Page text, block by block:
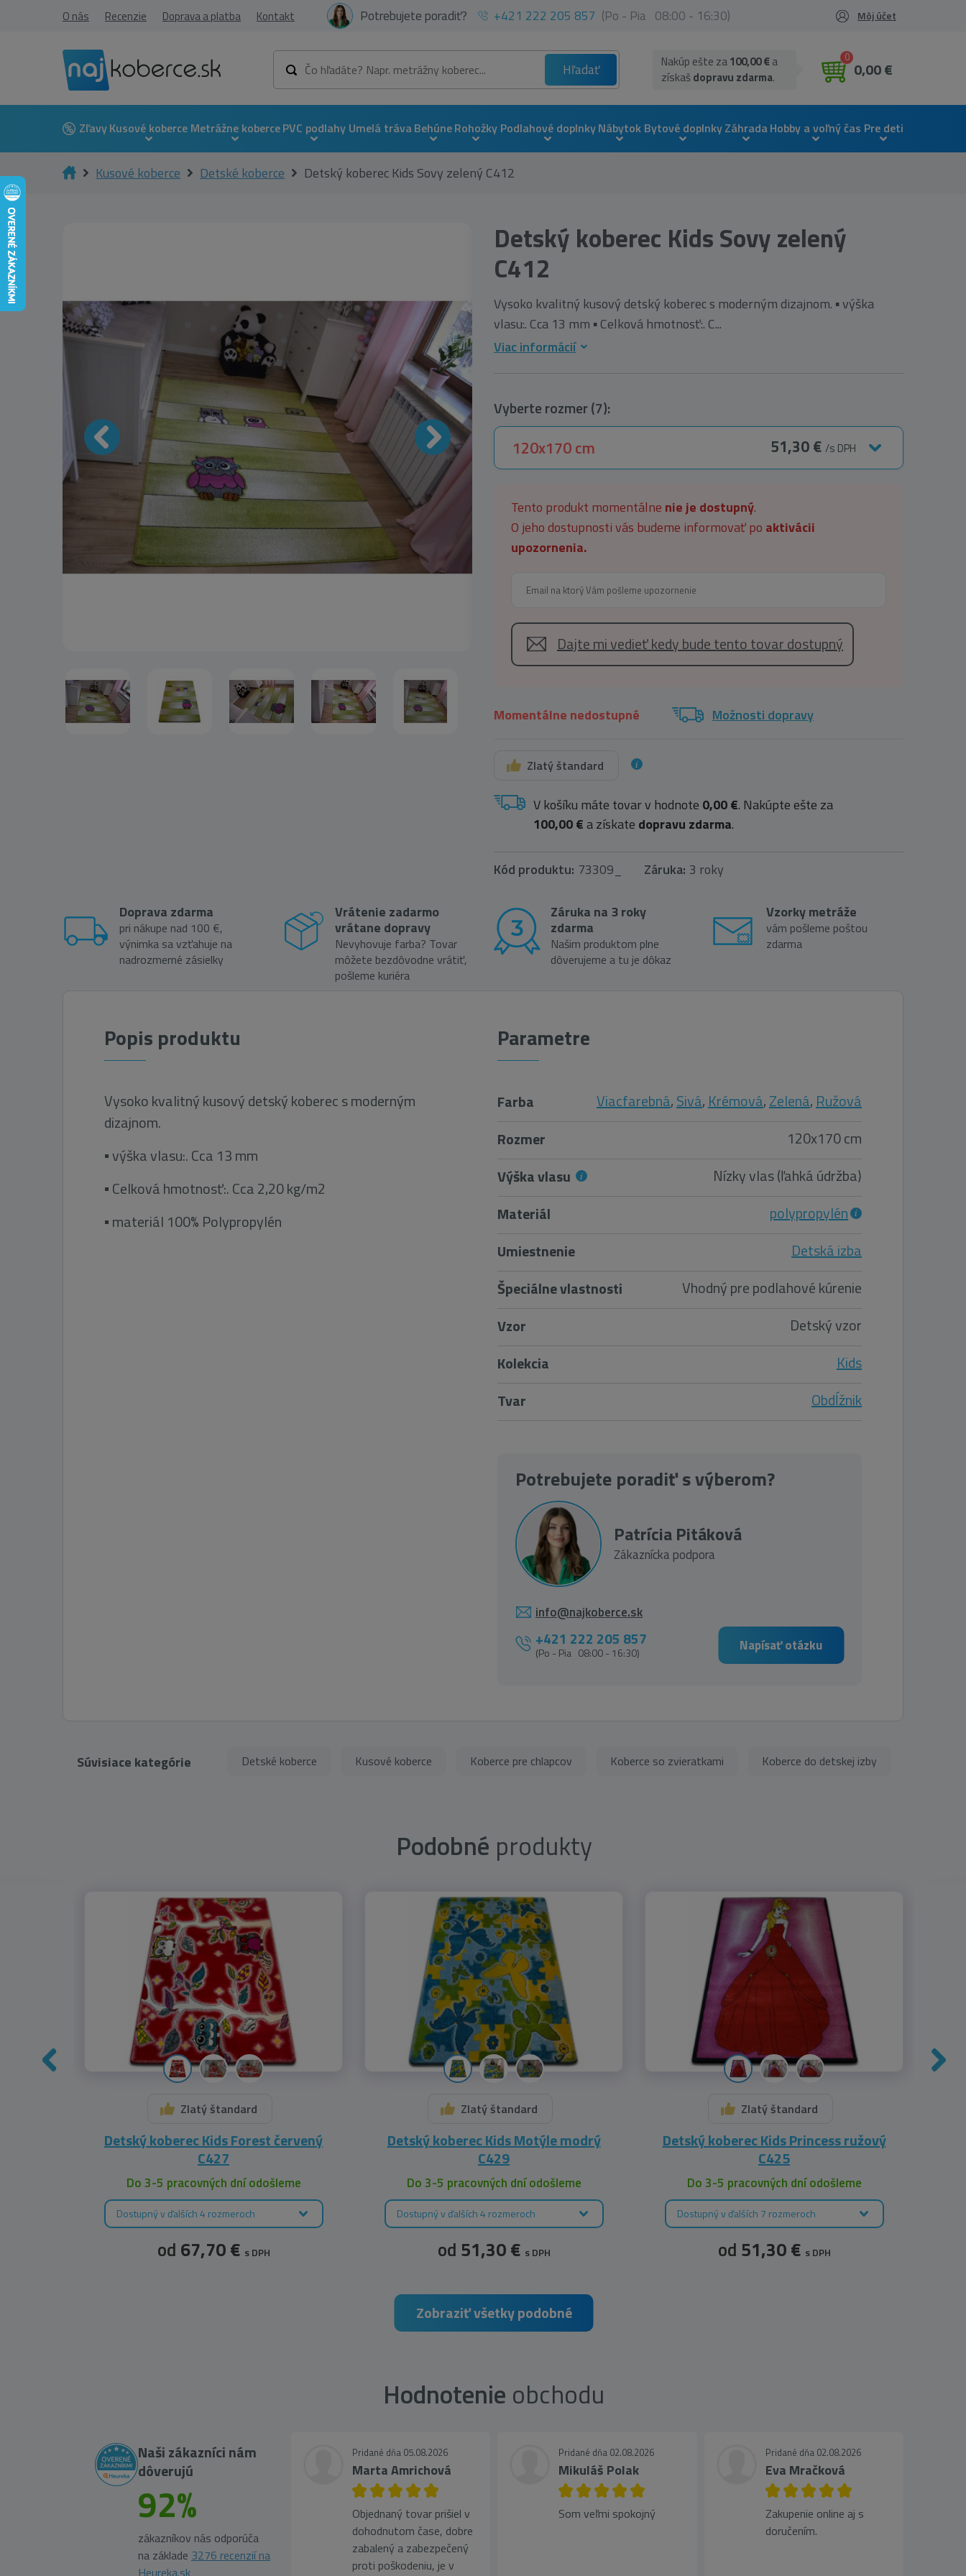
O nás Recenzie Doprava a platba Kontakt Potrebujete poradiť? +421 222 205 857 (Po - Pia 08:00 - 16:30) Môj účet
Hľadať
0
0,00 €
Nakúp ešte za100,00 €a
získaš dopravu zdarma.
ZľavyKusové koberce Metrážne kobercePVC podlahy Umelá trávaBehúneRohožky Podlahové doplnkyNábytok Bytové doplnkyZáhradaHobby a voľný čas Pre deti
Kusové koberce Detské koberce Detský koberec Kids Sovy zelený C412
Detský koberec Kids Sovy zelený
C412
Vysoko kvalitný kusový detský koberec s moderným dizajnom. ▪ výška
vlasu:. Cca 13 mm ▪ Celková hmotnosť:. C...
Viac informácií
Vyberte rozmer (7):
120x170 cm 51,30 € /s DPH
Tento produkt momentálne nie je dostupný.
O jeho dostupnosti vás budeme informovať po aktivácii
upozornenia.
Dajte mi vedieť kedy bude tento tovar dostupný
Momentálne nedostupné Možnosti dopravy
Zlatý štandard
V košíku máte tovar v hodnote 0,00 €. Nakúpte ešte za
100,00 €a získate dopravu zdarma.
Kód produktu: 73309_ Záruka: 3 roky
Doprava zdarma
pri nákupe nad 100 €,
výnimka sa vzťahuje na
nadrozmerné zásielky
Vrátenie zadarmo
vrátane dopravy
Nevyhovuje farba? Tovar
môžete bezdôvodne vrátiť,
pošleme kuriéra
Záruka na 3 roky
zdarma
Našim produktom plne
dôverujeme a tu je dôkaz
Vzorky metráže
vám pošleme poštou
zdarma
Popis produktu
Vysoko kvalitný kusový detský koberec s moderným
dizajnom.
▪ výška vlasu:. Cca 13 mm
▪ Celková hmotnosť:. Cca 2,20 kg/m2
▪ materiál 100% Polypropylén
Parametre
Farba Viacfarebná,Sivá,Krémová,Zelená,Ružová
Rozmer
120x170 cm
Výška vlasu
Nízky vlas (ľahká údržba)
Materiál
polypropylén
Umiestnenie
Detská izba
Špeciálne vlastnosti
Vhodný pre podlahové kúrenie
Vzor
Detský vzor
Kolekcia
Kids
Tvar
Obdĺžnik
Potrebujete poradiť s výberom?
Patrícia Pitáková
Zákaznícka podpora
info@najkoberce.sk
+421 222 205 857
(Po - Pia 08:00 - 16:30) Napísať otázku
Súvisiace kategórie Detské koberce Kusové koberce Koberce pre chlapcov Koberce so zvieratkami Koberce do detskej izby
Podobné produkty
Zlatý štandard
Detský koberec Kids Forest červený
C427
Do 3-5 pracovných dní odošleme
Dostupný v ďalších 4 rozmeroch
od 67,70 € s DPH
Zlatý štandard
Detský koberec Kids Motýle modrý
C429
Do 3-5 pracovných dní odošleme
Dostupný v ďalších 4 rozmeroch
od 51,30 € s DPH
Zlatý štandard
Detský koberec Kids Princess ružový
C425
Do 3-5 pracovných dní odošleme
Dostupný v ďalších 7 rozmeroch
od 51,30 € s DPH
Zobraziť všetky podobné
Hodnotenie obchodu
Naši zákazníci nám
dôverujú
92%
zákazníkov nás odporúča
na základe 3276 recenzií na
Heureka.sk
Pridané dňa 05.08.2026
Marta Amrichová
Objednaný tovar prišiel v
dohodnutom čase, dobre
zabalený a zabezpečený
proti poškodeniu, je v
Pridané dňa 02.08.2026
Mikuláš Polak
Som veľmi spokojný
Pridané dňa 02.08.2026
Eva Mračková
Zakupenie online aj s
doručením.